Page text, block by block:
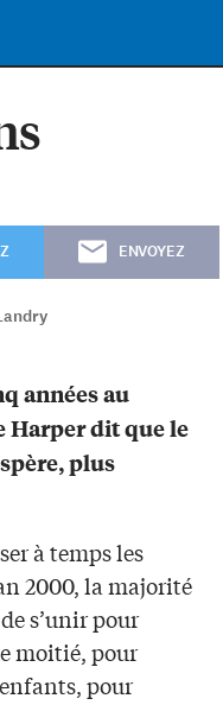
ENVOYEZ
années au
dit que le
plus
à temps les
2000, la majorité
s’unir pour
moitié, pour
pour